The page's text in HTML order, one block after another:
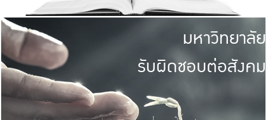
มหาวิทยาลัย
รับผิดชอบต่อสังคม